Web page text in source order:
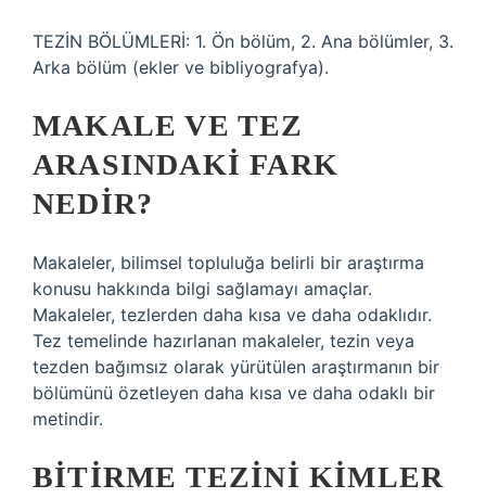
TEZİN BÖLÜMLERİ: 1. Ön bölüm, 2. Ana bölümler, 3.
Arka bölüm (ekler ve bibliyografya).
MAKALE VE TEZ
ARASINDAKI FARK
NEDIR?
Makaleler, bilimsel topluluğa belirli bir araştırma
konusu hakkında bilgi sağlamayı amaçlar.
Makaleler, tezlerden daha kısa ve daha odaklıdır.
Tez temelinde hazırlanan makaleler, tezin veya
tezden bağımsız olarak yürütülen araştırmanın bir
bölümünü özetleyen daha kısa ve daha odaklı bir
metindir.
BITIRME TEZINI KIMLER